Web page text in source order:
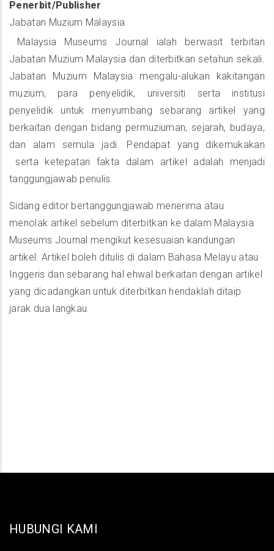
Penerbit/Publisher
Jabatan Muzium Malaysia
Malaysia Museums Journal ialah berwasit terbitan
Jabatan Muzium Malaysia dan diterbitkan setahun sekali.
Jabatan Muzium Malaysia mengalu-alukan kakitangan
muzium, para penyelidik, universiti serta institusi
penyelidik untuk menyumbang sebarang artikel yang
berkaitan dengan bidang permuziuman, sejarah, budaya,
dan alam semula jadi. Pendapat yang dikemukakan
serta ketepatan fakta dalam artikel adalah menjadi
tanggungjawab penulis.
Sidang editor bertanggungjawab menerima atau
menolak artikel sebelum diterbitkan ke dalam Malaysia
Museums Journal mengikut kesesuaian kandungan
artikel. Artikel boleh ditulis di dalam Bahasa Melayu atau
Inggeris dan sebarang hal ehwal berkaitan dengan artikel
yang dicadangkan untuk diterbitkan hendaklah ditaip
jarak dua langkau.
HUBUNGI KAMI